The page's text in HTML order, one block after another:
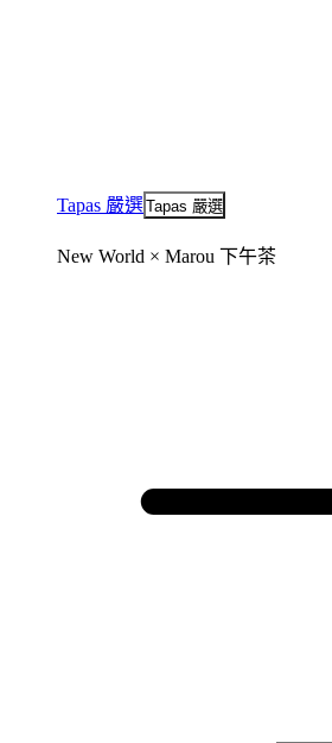
Tapas 嚴選Tapas 嚴選
New World × Marou 下午茶